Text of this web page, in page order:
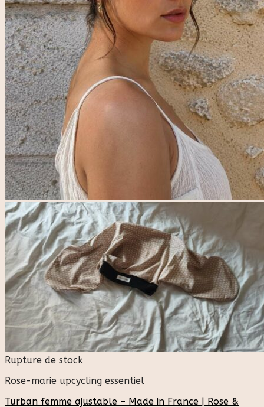
Rupture de stock
Rose-marie upcycling essentiel
Turban femme ajustable – Made in France | Rose &